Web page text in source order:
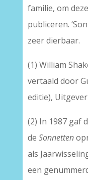
familie, om
publiceren.
zeer dierbaar.
(1) William
vertaald door
editie),
(2) In 1987 gaf
de Sonnetten
als
een